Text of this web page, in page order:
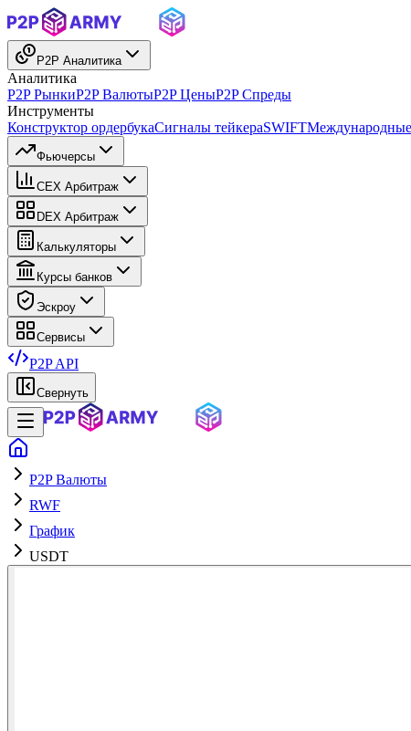
P2P Аналитика
Аналитика
P2P РынкиP2P ВалютыP2P ЦеныP2P Спреды
Инструменты
Конструктор ордербукаСигналы тейкераSWIFT
Фьючерсы
CEX Арбитраж
DEX Арбитраж
Калькуляторы
Курсы банков
Эскроу
Сервисы
P2P API
Свернуть
P2P Валюты
RWF
График
USDT